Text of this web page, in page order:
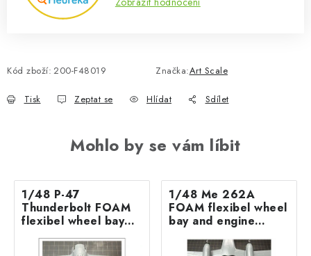
Kód zboží: 200-F48019 Značka:Art Scale
Tisk Zeptat se Hlídat Sdílet
Mohlo by se vám líbit
1/48 P-47
Thunderbolt FOAM
flexibel wheel bay
mask for Miniart
1/48 Me 262A
FOAM flexibel wheel
bay and engine
Tamiya